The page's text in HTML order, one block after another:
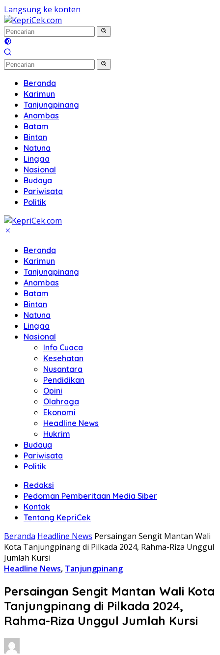
Langsung ke konten
Beranda
Karimun
Tanjungpinang
Anambas
Batam
Bintan
Natuna
Lingga
Nasional
Budaya
Pariwisata
Politik
Beranda
Karimun
Tanjungpinang
Anambas
Batam
Bintan
Natuna
Lingga
Nasional
Info Cuaca
Kesehatan
Nusantara
Pendidikan
Opini
Olahraga
Ekonomi
Headline News
Hukrim
Budaya
Pariwisata
Politik
Redaksi
Pedoman Pemberitaan Media Siber
Kontak
Tentang KepriCek
Beranda Headline News Persaingan Sengit Mantan Wali
Kota Tanjungpinang di Pilkada 2024, Rahma-Riza Unggul
Jumlah Kursi
Headline News, Tanjungpinang
Persaingan Sengit Mantan Wali Kota
Tanjungpinang di Pilkada 2024,
Rahma-Riza Unggul Jumlah Kursi